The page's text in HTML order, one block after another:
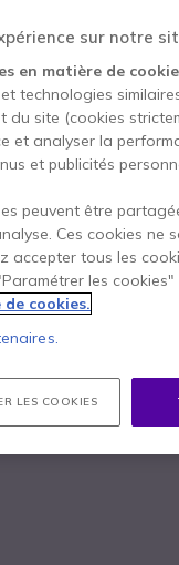
sur notre
en matière de
technologies
du site (cookies
et analyser la
et publicités
peuvent être
Ces cookies ne
accepter tous les
les
cookies.
LES COOKIES